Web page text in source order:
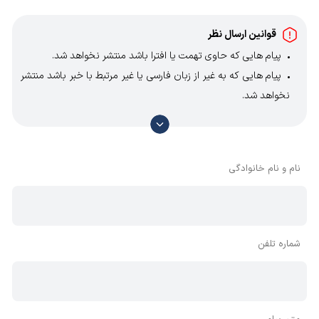
قوانین ارسال نظر
پیام هایی که حاوی تهمت یا افترا باشد منتشر نخواهد شد.
پیام هایی که به غیر از زبان فارسی یا غیر مرتبط با خبر باشد منتشر
نخواهد شد.
با توجه به آن که امکان موافقت یا مخالفت با محتوای نظرات
وجود دارد، معمولا نظراتی که محتوای مشابه دارند، انتشار نمی‌یابند
نام و نام خانوادگی
شماره تلفن